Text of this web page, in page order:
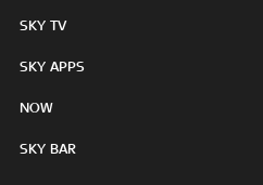
SKY TV
SKY APPS
NOW
SKY BAR